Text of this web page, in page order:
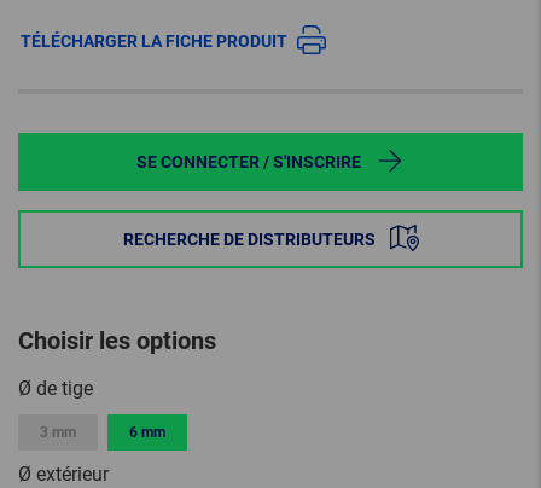
TÉLÉCHARGER LA FICHE PRODUIT
SE CONNECTER / S'INSCRIRE
RECHERCHE DE DISTRIBUTEURS
Choisir les options
Ø de tige
3 mm 6 mm
Ø extérieur